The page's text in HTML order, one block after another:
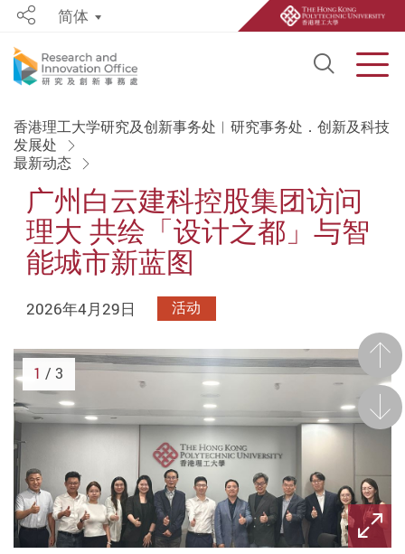
Open
Share简体
香港理工大学研究及创新事务处︱研究事务处．创新及科技
发展处
最新动态
广州白云建科控股集团访问
理大 共绘「设计之都」与智
能城市新蓝图
2026年4月29日 活动
前
后一
1 / 3